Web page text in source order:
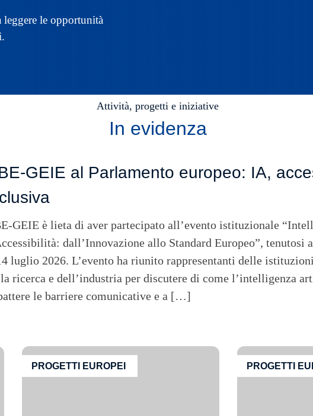
le opportunità
Attività, progetti e iniziative
In evidenza
GEIE al Parlamento europeo: IA,
GEIE è lieta di aver partecipato all’evento istituzionale
dall’Innovazione allo Standard Europeo”, tenutosi
luglio 2026. L’evento ha riunito rappresentanti delle
ricerca e dell’industria per discutere di come l’intelligenza
le barriere comunicative e a […]
PROGETTI EUROPEI PROGETTI